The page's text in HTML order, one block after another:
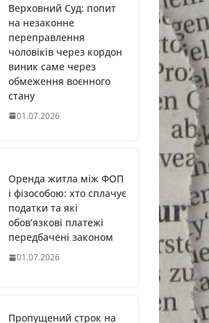
Верховний Суд: попит
на незаконне
переправлення
чоловіків через кордон
виник саме через
обмеження воєнного
стану
01.07.2026
Оренда житла між ФОП
і фізособою: хто сплачує
податки та які
обов’язкові платежі
передбачені законом
01.07.2026
Пропущений строк на